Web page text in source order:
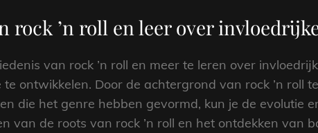
rock ’n roll en leer over
van rock ’n roll en meer te leren over
ontwikkelen. Door de achtergrond van rock ’n roll
die het genre hebben gevormd, kun je de evolutie
van de roots van rock ’n roll en het ontdekken van